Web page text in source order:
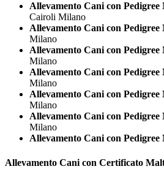
Allevamento Cani con
Cairoli Milano
Allevamento Cani con Pedigree
Milano
Allevamento Cani con Pedigree
Milano
Allevamento Cani con Pedigree
Milano
Allevamento Cani con Pedigree
Milano
Allevamento Cani con Pedigree
Milano
Allevamento Cani con Pedigree
Allevamento Cani con Certificato